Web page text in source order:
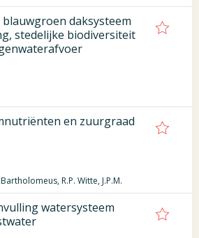
daksysteem
stedelijke biodiversiteit
en zuurgraad
R.P. Witte, J.P.M.
watersysteem